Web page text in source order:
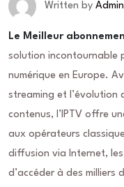
Written by Admin
Le Meilleur
solution incontournable
numérique en Europe.
streaming et l’évolution
contenus, l’IPTV offre
aux opérateurs
diffusion via Internet,
d’accéder à des milliers